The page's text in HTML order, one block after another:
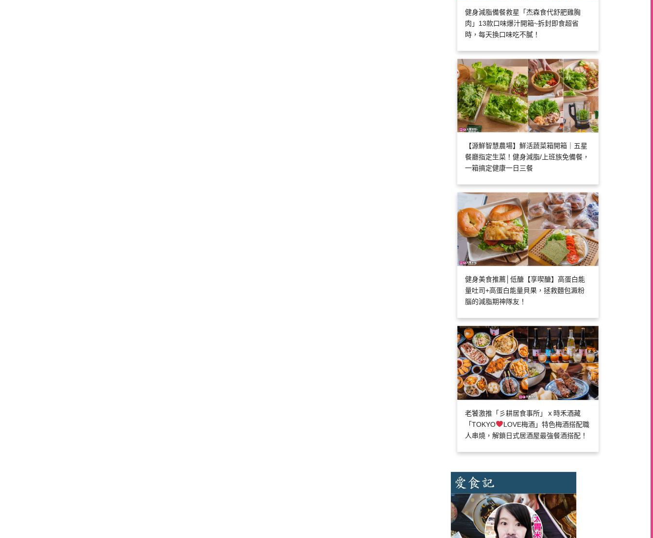
健身減脂備餐救星「杰森食代舒肥雞胸
肉」13款口味爆汁開箱~拆封即食超省
時，每天換口味吃不膩！
【源鮮智慧農場】鮮活蔬菜箱開箱｜五星
餐廳指定生菜！健身減脂/上班族免備餐，
一箱搞定健康一日三餐
健身美食推薦│低醣【享喫醣】高蛋白能
量吐司+高蛋白能量貝果，拯救麵包澱粉
腦的減脂期神隊友！
老饕激推「彡耕居食事所」ｘ時禾酒藏
「TOKYO
LOVE梅酒」特色梅酒搭配職
人串燒，解鎖日式居酒屋最強餐酒搭配！